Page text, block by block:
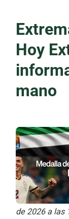
Hoy
mano
de 2026 a las